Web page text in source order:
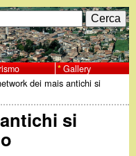
Gallery
dei mais antichi si
si